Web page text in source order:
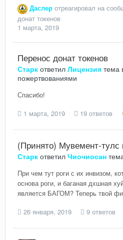
Даслер отреагировал на
донат токенов
1 марта, 2019
Перенос донат токенов
Старк ответил Лицензия тема
пожертвованиями
Спасибо!
1 марта, 2019
19 ответов
(Принято) Мувемент-тулс
Старк ответил Чиочиосан
При чем тут роги с их инвизом,
основа роги, и баганая дхшная
является БАГОМ? Теперь твой
26 января, 2019
9 ответов